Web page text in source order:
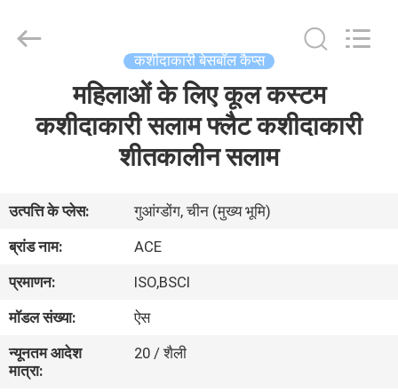
हमारे
बारे
में
कारखाना
भ्रमण
Manufacturing
कशीदाकारी बेसबॉल कैप्स
महिलाओं के लिए कूल कस्टम
कशीदाकारी सलाम फ्लैट कशीदाकारी
शीतकालीन सलाम
उत्पत्ति के प्लेस:
गुआंग्डोंग, चीन (मुख्य भूमि)
ब्रांड नाम:
ACE
प्रमाणन:
ISO,BSCI
मॉडल संख्या:
ऐस
न्यूनतम आदेश
मात्रा:
20 / शैली